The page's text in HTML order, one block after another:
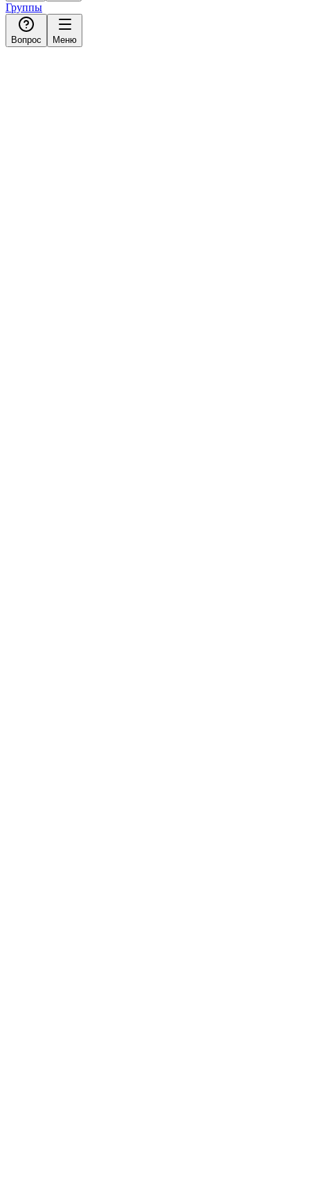
Группы
Вопрос Меню